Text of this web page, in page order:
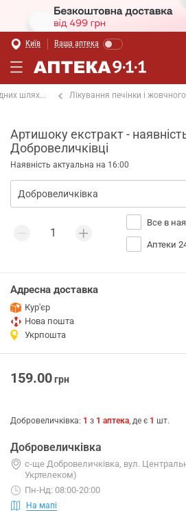
Київ Ваша аптека
шлях... Лікування печінки і жовчного
Артишоку екстракт -
Добровеличківці
Наявність актуальна на 16:00
Все в
Аптеки
Адресна доставка
Кур'єр
Нова пошта
Укрпошта
159.00грн
Добровеличківка: 1 з 1 аптека, де є 1 шт.
Добровеличківка
с-ще Добровеличківка, вул.
Укртелеком)
Пн-Нд: 08:00-20:00
На мапі